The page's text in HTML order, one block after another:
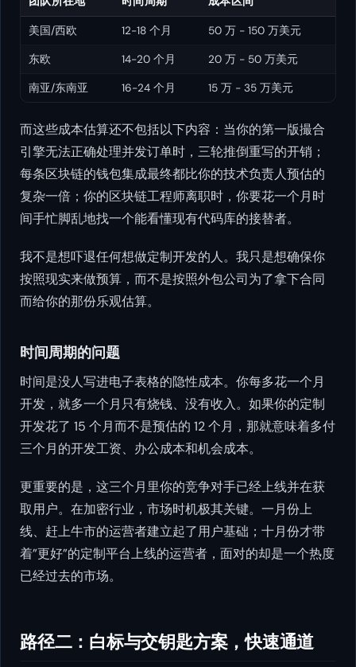
美国/西欧 12-18 个月 50 万 - 150 万美元
东欧 14-20 个月 20 万 - 50 万美元
南亚/东南亚 16-24 个月 15 万 - 35 万美元
而这些成本估算还不包括以下内容：当你的第一版撮合
引擎无法正确处理并发订单时，三轮推倒重写的开销；
每条区块链的钱包集成最终都比你的技术负责人预估的
复杂一倍；你的区块链工程师离职时，你要花一个月时
间手忙脚乱地找一个能看懂现有代码库的接替者。
我不是想吓退任何想做定制开发的人。我只是想确保你
按照现实来做预算，而不是按照外包公司为了拿下合同
而给你的那份乐观估算。
时间周期的问题
时间是没人写进电子表格的隐性成本。你每多花一个月
开发，就多一个月只有烧钱、没有收入。如果你的定制
开发花了 15 个月而不是预估的 12 个月，那就意味着多付
三个月的开发工资、办公成本和机会成本。
更重要的是，这三个月里你的竞争对手已经上线并在获
取用户。在加密行业，市场时机极其关键。一月份上
线、赶上牛市的运营者建立起了用户基础；十月份才带
着”更好”的定制平台上线的运营者，面对的却是一个热度
已经过去的市场。
路径二：白标与交钥匙方案，快速通道